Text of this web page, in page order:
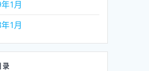
1月
1月
录